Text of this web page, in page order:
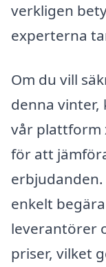
verkligen
experterna
Om du vill
denna vinter,
vår plattform
för att
erbjudanden.
enkelt
leverantörer
priser, vilket